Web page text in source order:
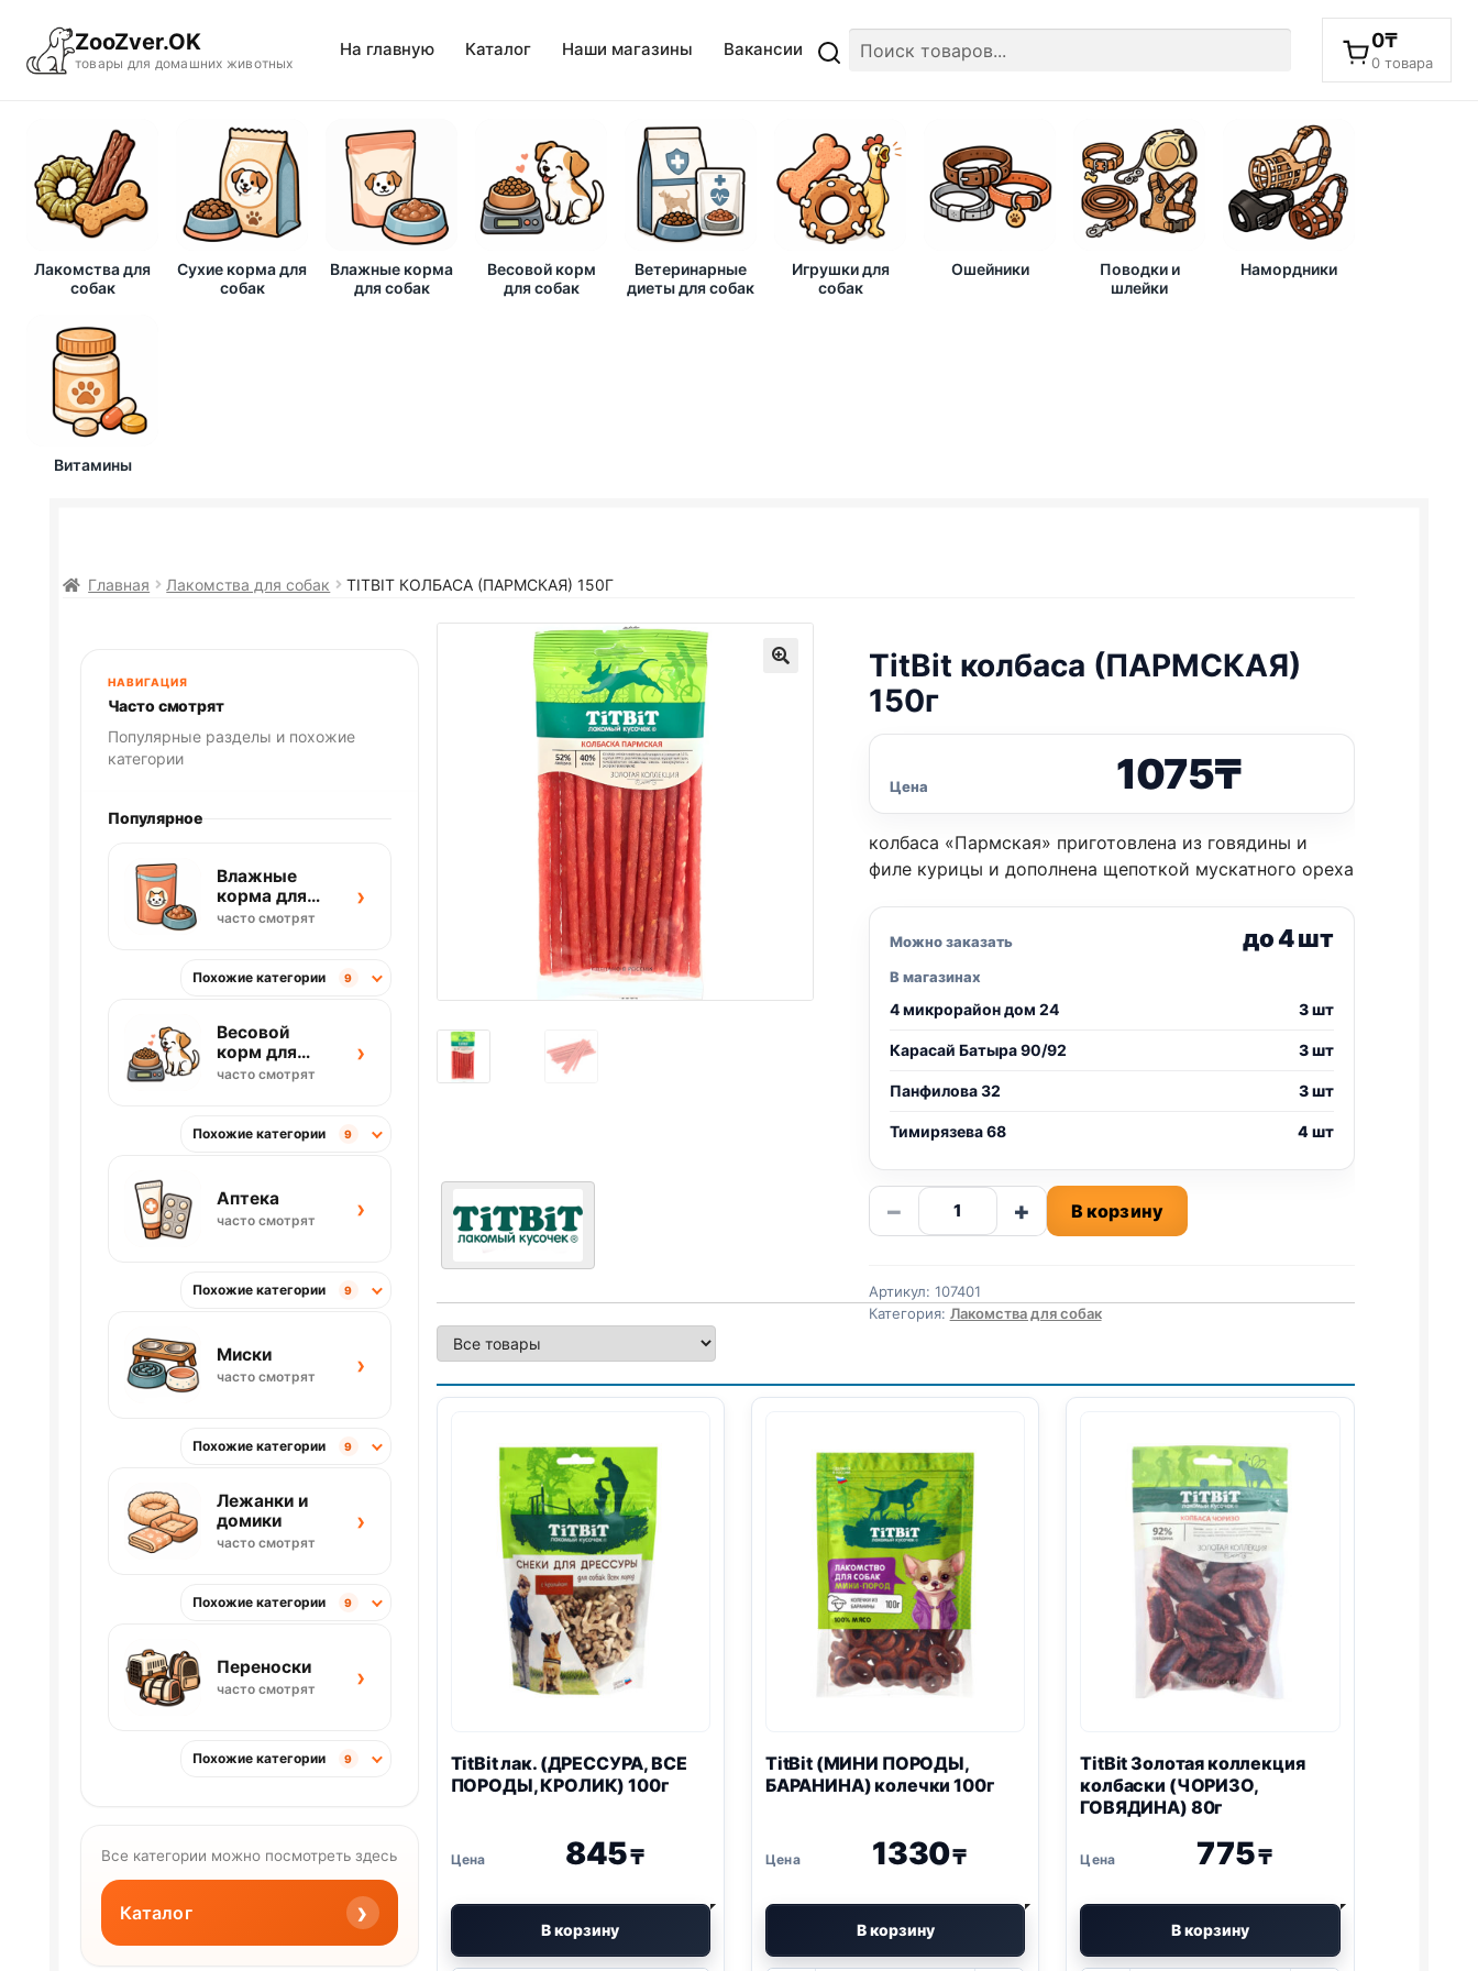
ZooZver.OK
товары для домашних животных
На главную Каталог Наши магазины Вакансии 0₸
0 товара
Лакомства для
собак
Сухие корма для
собак
Влажные корма
для собак
Весовой корм
для собак
Ветеринарные
диеты для собак
Игрушки для
собак
Ошейники
Поводки и
шлейки
Намордники
Витамины
Главная Лакомства для собак TITBIT КОЛБАСА (ПАРМСКАЯ) 150Г
TitBit колбаса (ПАРМСКАЯ)
150г
Цена 1075₸
колбаса «Пармская» приготовлена из говядины и
филе курицы и дополнена щепоткой мускатного ореха
Можно заказать до 4 шт
В магазинах
4 микрорайон дом 24 3 шт
Карасай Батыра 90/92 3 шт
Панфилова 32 3 шт
Тимирязева 68 4 шт
−
Количество
товара
(ПАРМСКАЯ)
+ В корзину
Артикул: 107401
Категория: Лакомства для собак
TitBit лак. (ДРЕССУРА, ВСЕ
ПОРОДЫ, КРОЛИК) 100г
845₸
В корзину
TitBit (МИНИ ПОРОДЫ,
БАРАНИНА) колечки 100г
1330₸
В корзину
TitBit Золотая коллекция
колбаски (ЧОРИЗО,
ГОВЯДИНА) 80г
775₸
В корзину
НАВИГАЦИЯ
Часто смотрят
Популярные разделы и похожие
категории
Популярное
Влажные
корма для
кошек
часто смотрят
›
Похожие категории 9
Весовой
корм для
собак
часто смотрят
›
Похожие категории 9
Аптека
часто смотрят ›
Похожие категории 9
Миски
часто смотрят ›
Похожие категории 9
Лежанки и
домики
часто смотрят
›
Похожие категории 9
Переноски
часто смотрят ›
Похожие категории 9
Все категории можно посмотреть здесь
Каталог ›